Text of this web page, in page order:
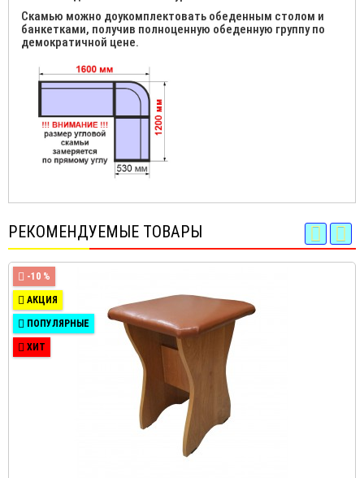
Скамью можно доукомплектовать обеденным столом и
банкетками, получив полноценную обеденную группу по
демократичной цене.
РЕКОМЕНДУЕМЫЕ ТОВАРЫ
-10 %
АКЦИЯ
ПОПУЛЯРНЫЕ
ХИТ